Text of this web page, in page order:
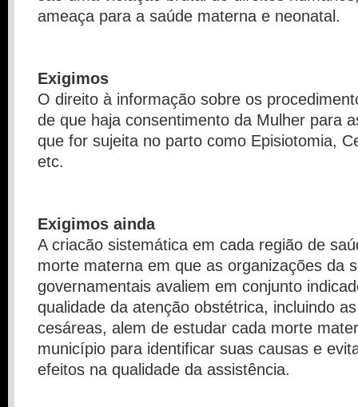
ameaça para a saúde materna e neonatal.
Exigimos
O direito à informação sobre os
de que haja consentimento da Mulher para
que for sujeita no parto como Episiotomia,
etc.
Exigimos ainda
A criacão sistemática em cada região de
morte materna em que as organizações da
governamentais avaliem em conjunto
qualidade da atenção obstétrica, incluindo
cesáreas, alem de estudar cada morte
município para identificar suas causas e
efeitos na qualidade da assistência.